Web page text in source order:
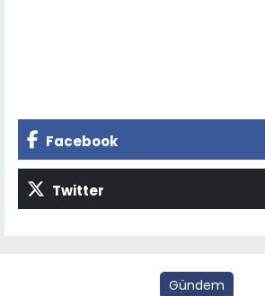
Facebook
Twitter
Gündem